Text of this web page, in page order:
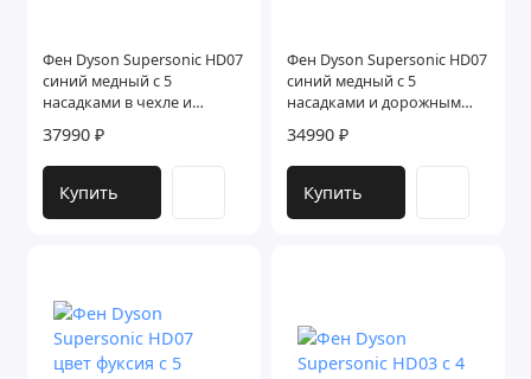
Фен Dyson Supersonic HD07
синий медный с 5
насадками в чехле и
37990 ₽
Купить
Фен Dyson Supersonic HD07
синий медный с 5
насадками и дорожным
34990 ₽
Купить